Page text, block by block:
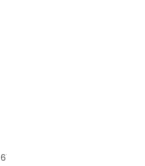
61 cm (XL)